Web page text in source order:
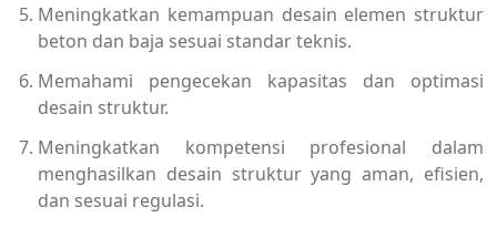
Meningkatkan kemampuan desain elemen struktur
beton dan baja sesuai standar teknis.
Memahami pengecekan kapasitas dan optimasi
desain struktur.
Meningkatkan kompetensi profesional dalam
menghasilkan desain struktur yang aman, efisien,
dan sesuai regulasi.